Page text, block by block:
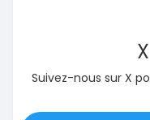
X
Suivez-nous sur X